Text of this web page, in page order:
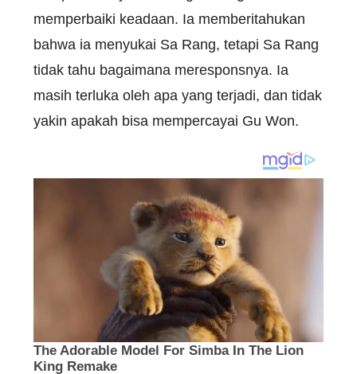
memperbaiki keadaan. Ia memberitahukan
bahwa ia menyukai Sa Rang, tetapi Sa Rang
tidak tahu bagaimana meresponsnya. Ia
masih terluka oleh apa yang terjadi, dan tidak
yakin apakah bisa mempercayai Gu Won.